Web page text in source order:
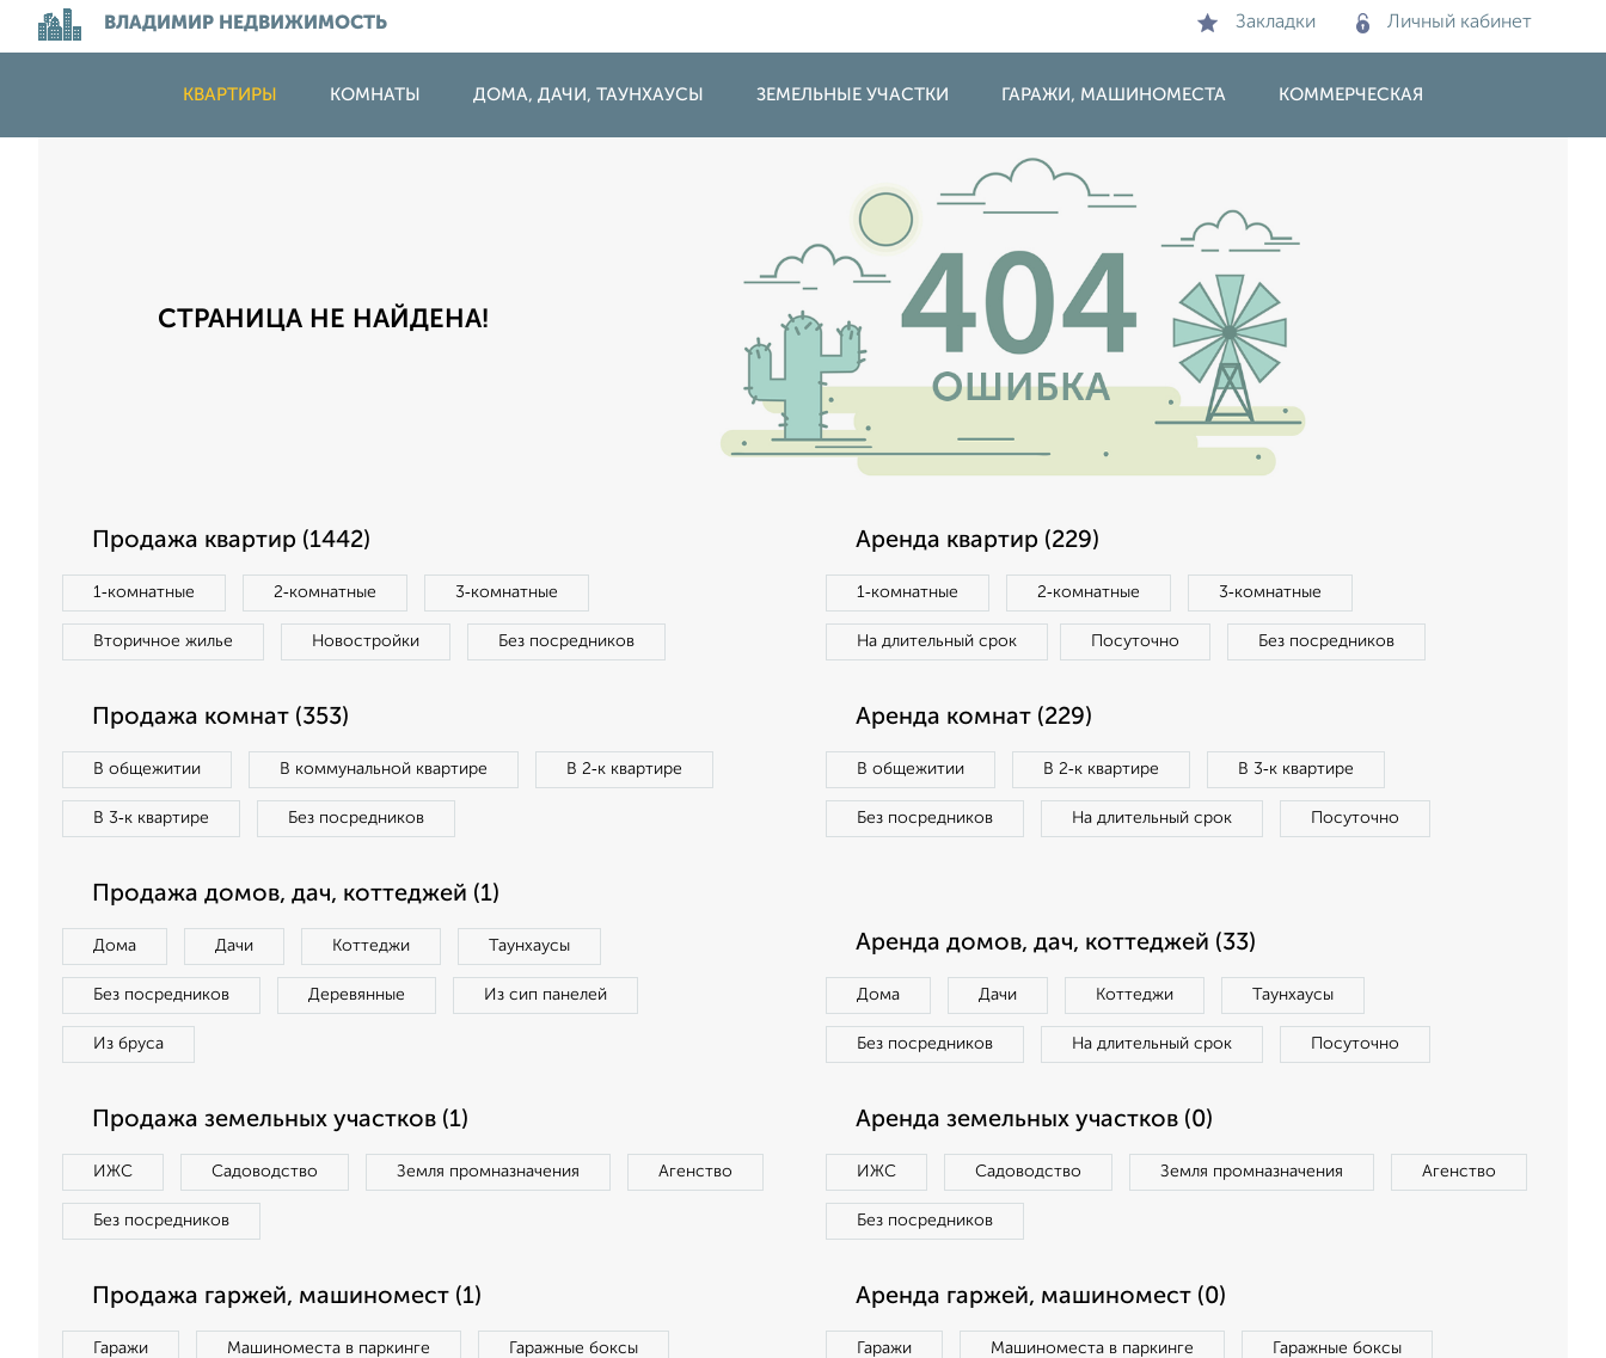
ВЛАДИМИР НЕДВИЖИМОСТЬ Закладки Личный кабинет
КВАРТИРЫ КОМНАТЫ ДОМА, ДАЧИ, ТАУНХАУСЫ ЗЕМЕЛЬНЫЕ УЧАСТКИ ГАРАЖИ, МАШИНОМЕСТА КОММЕРЧЕСКАЯ
СТРАНИЦА НЕ НАЙДЕНА!
Продажа квартир (1442)
1‑комнатные 2‑комнатные 3‑комнатные
Вторичное жилье Новостройки Без посредников
Аренда квартир (229)
1‑комнатные 2‑комнатные 3‑комнатные
На длительный срок Посуточно Без посредников
Продажа комнат (353)
В общежитии В коммунальной квартире В 2‑к квартире
В 3‑к квартире Без посредников
Аренда комнат (229)
В общежитии В 2‑к квартире В 3‑к квартире
Без посредников На длительный срок Посуточно
Продажа домов, дач, коттеджей (1)
Дома Дачи Коттеджи Таунхаусы
Без посредников Деревянные Из сип панелей
Из бруса
Аренда домов, дач, коттеджей (33)
Дома Дачи Коттеджи Таунхаусы
Без посредников На длительный срок Посуточно
Продажа земельных участков (1)
ИЖС Садоводство Земля промназначения Агенство
Без посредников
Аренда земельных участков (0)
ИЖС Садоводство Земля промназначения Агенство
Без посредников
Продажа гаржей, машиномест (1)
Гаражи Машиноместа в паркинге Гаражные боксы
Аренда гаржей, машиномест (0)
Гаражи Машиноместа в паркинге Гаражные боксы